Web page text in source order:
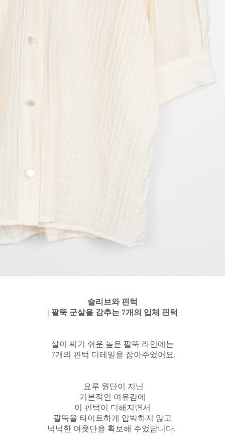
슬리브와 핀턱
| 팔뚝 군살을 감추는 7개의 입체 핀턱
살이 찌기 쉬운 높은 팔뚝 라인에는
7개의 핀턱 디테일을 잡아주었어요.
요루 원단이 지닌
기본적인 여유감에
이 핀턱이 더해지면서
팔뚝을 타이트하게 압박하지 않고
넉넉한 여윳단을 확보해 주었답니다.